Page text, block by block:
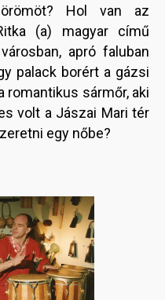
Hol van az
(a) magyar című
apró faluban
palack borért a gázsi
romantikus sármőr, aki
volt a Jászai Mari tér
egy nőbe?